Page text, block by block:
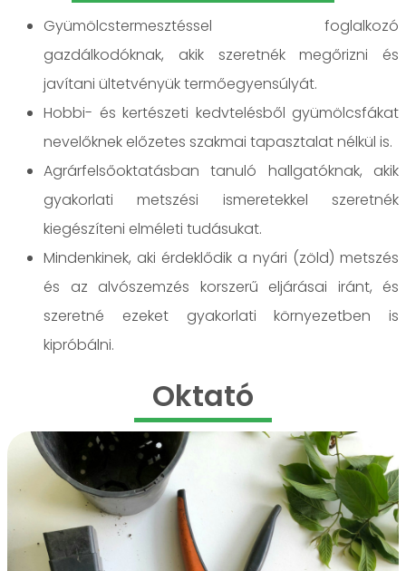
Gyümölcstermesztéssel foglalkozó
gazdálkodóknak, akik szeretnék megőrizni és
javítani ültetvényük termőegyensúlyát.
Hobbi- és kertészeti kedvtelésből gyümölcsfákat
nevelőknek előzetes szakmai tapasztalat nélkül is.
Agrárfelsőoktatásban tanuló hallgatóknak, akik
gyakorlati metszési ismeretekkel szeretnék
kiegészíteni elméleti tudásukat.
Mindenkinek, aki érdeklődik a nyári (zöld) metszés
és az alvószemzés korszerű eljárásai iránt, és
szeretné ezeket gyakorlati környezetben is
kipróbálni.
Oktató